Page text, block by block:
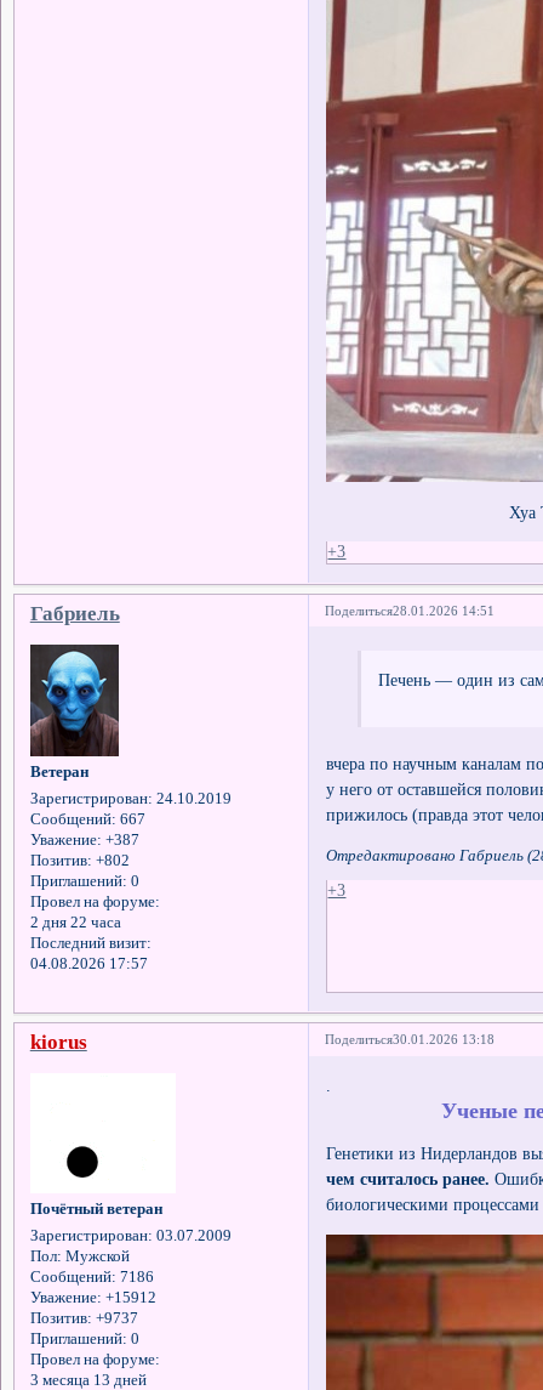
Хуа
+3
Поделиться28.01.2026 14:51
Габриель
Ветеран
Зарегистрирован: 24.10.2019
Сообщений: 667
Уважение: +387
Позитив: +802
Приглашений: 0
Провел на форуме:
2 дня 22 часа
Последний визит:
04.08.2026 17:57
Печень — один из
вчера по научным каналам
у него от оставшейся
прижилось (правда этот
Отредактировано Габриель
+3
Поделиться30.01.2026 13:18
kiorus
Почётный ветеран
Зарегистрирован: 03.07.2009
Пол: Мужской
Сообщений: 7186
Уважение: +15912
Позитив: +9737
Приглашений: 0
Провел на форуме:
3 месяца 13 дней
Ученые
Генетики из Нидерландов
чем считалось ранее.
биологическими